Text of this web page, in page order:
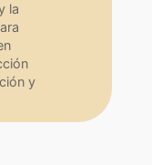
la
y